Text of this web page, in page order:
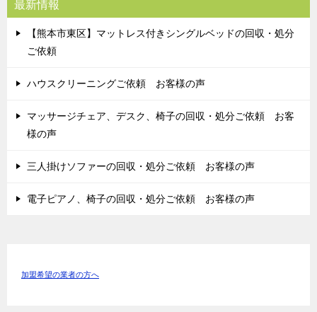
最新情報
【熊本市東区】マットレス付きシングルベッドの回収・処分
ご依頼
ハウスクリーニングご依頼 お客様の声
マッサージチェア、デスク、椅子の回収・処分ご依頼 お客
様の声
三人掛けソファーの回収・処分ご依頼 お客様の声
電子ピアノ、椅子の回収・処分ご依頼 お客様の声
加盟希望の業者の方へ